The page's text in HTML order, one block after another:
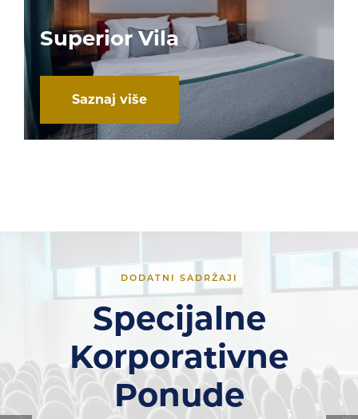
Superior Vila
Saznaj više
DODATNI SADRŽAJI
Specijalne
Korporativne
Ponude